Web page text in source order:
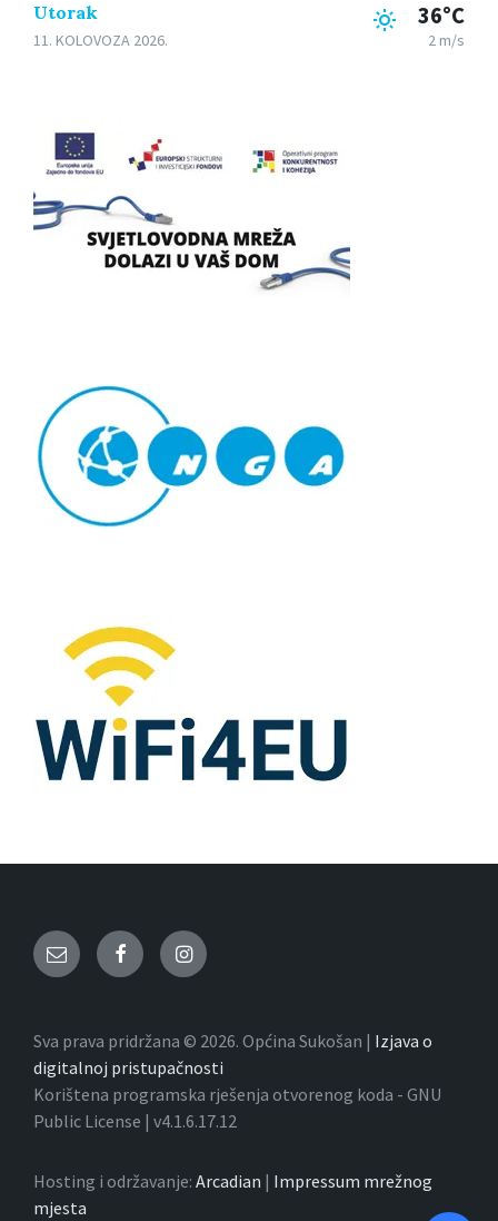
Utorak
11. KOLOVOZA 2026.
36°C
2 m/s
Email FacebookInstagram
Sva prava pridržana © 2026. Općina Sukošan | Izjava o
digitalnoj pristupačnosti
Korištena programska rješenja otvorenog koda - GNU
Public License | v4.1.6.17.12
Hosting i održavanje: Arcadian | Impressum mrežnog
mjesta